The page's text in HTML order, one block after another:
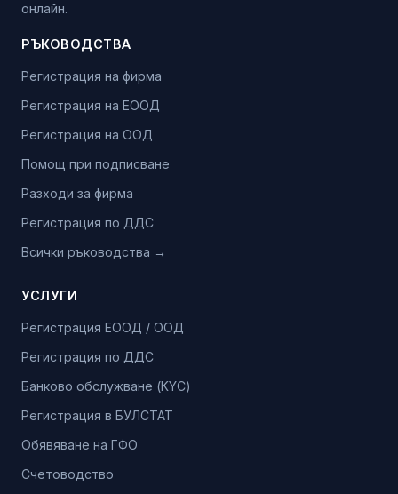
онлайн.
РЪКОВОДСТВА
Регистрация на фирма
Регистрация на ЕООД
Регистрация на ООД
Помощ при подписване
Разходи за фирма
Регистрация по ДДС
Всички ръководства →
УСЛУГИ
Регистрация ЕООД / ООД
Регистрация по ДДС
Банково обслужване (KYC)
Регистрация в БУЛСТАТ
Обявяване на ГФО
Счетоводство